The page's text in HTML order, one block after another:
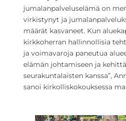
jumalanpalveluselämä on
virkistynyt ja
määrät kasvaneet. Kun
kirkkoherran hallinnollisia
ja voimavaroja paneutua
elämän johtamiseen ja
seurakuntalaisten kanssa”,
sanoi kirkolliskokouksessa